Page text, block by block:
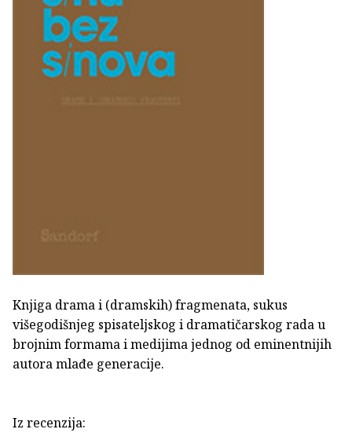
Knjiga drama i (dramskih) fragmenata, sukus
višegodišnjeg spisateljskog i dramatičarskog rada u
brojnim formama i medijima jednog od eminentnijih
autora mlađe generacije.
Iz recenzija: